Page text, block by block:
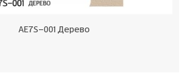
AE7S-001 Дерево